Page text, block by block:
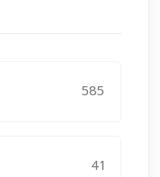
585
41